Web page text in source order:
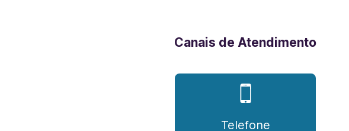
Canais de Atendimento
Telefone